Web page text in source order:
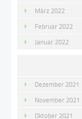
März 2022
Februar 2022
Januar 2022
Dezember 2021
November 2021
Oktober 2021